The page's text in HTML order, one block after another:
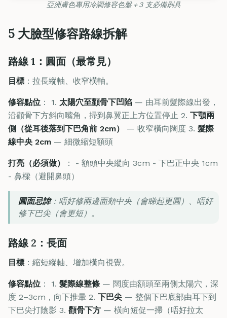
亞洲膚色專用冷調修容色盤＋3 支必備刷具
5 大臉型修容路線拆解
路線 1：圓面（最常見）
目標 ：拉長縱軸、收窄橫軸。
修容點位 ： 1. 太陽穴至顴骨下凹陷 — 由耳前髮際線出發，
沿顴骨下方斜向嘴角，掃到鼻翼正上方位置停止 2. 下顎兩
側（從耳後落到下巴角前 2cm）
— 收窄橫向闊度 3. 髮際
線中央 2cm — 細微縮短額頭
打亮（必須做）
： - 額頭中央縱向 3cm - 下巴正中央 1cm
- 鼻樑（避開鼻頭）
圓面忌諱：唔好修兩邊面頰中央（會睇起更圓）、唔好
修下巴尖（會更短）。
路線 2：長面
目標 ：縮短縱軸、增加橫向視覺。
修容點位 ： 1. 髮際線整條 — 闊度由額頭至兩側太陽穴，深
度 2–3cm，向下推暈 2. 下巴尖 — 整個下巴底部由耳下到
下巴尖打陰影 3. 顴骨下方 — 橫向短促一掃（唔好拉太